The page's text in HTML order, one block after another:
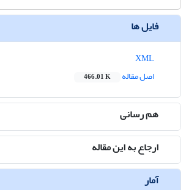
فایل ها
اصل مقاله
466.01 K
هم رسانی
ارجاع به این مقاله
آمار